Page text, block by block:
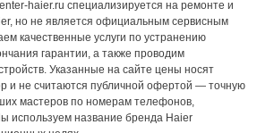
haier.ru специализируется на ремонте и
но не является официальным сервисным
качественные услуги по устранению
гарантии, а также проводим
Указанные на сайте цены носят
и не считаются публичной офертой — точную
мастеров по номерам телефонов,
используем название бренда Haier